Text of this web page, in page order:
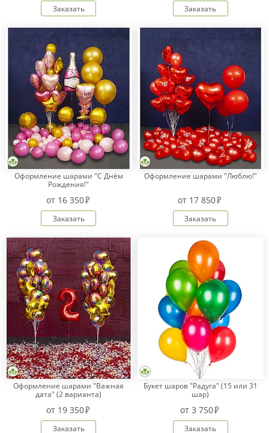
Заказать Заказать
Оформление шарами "С Днём
Рождения!"
от 16 350
Заказать
Оформление шарами "Люблю!"
от 17 850
Заказать
Оформление шарами "Важная
дата" (2 варианта)
от 19 350
Заказать
Букет шаров "Радуга" (15 или 31
шар)
от3 750
Заказать